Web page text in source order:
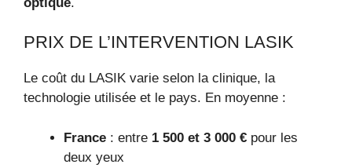
PRIX DE L’INTERVENTION LASIK
Le coût du LASIK varie selon la clinique, la
technologie utilisée et le pays. En moyenne :
France : entre 1 500 et 3 000 € pour les
deux yeux